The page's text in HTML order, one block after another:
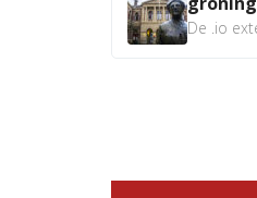
De .io